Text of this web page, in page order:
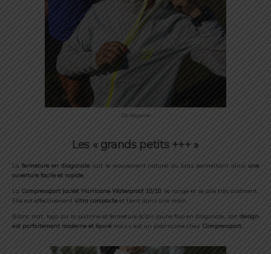
Zip diagonal
Les « grands petits +++ »
La fermeture en diagonalesuit le mouvement naturel du bras permettant ainsi une
ouverture facile et rapide.
La Compressport Jacket Hurricane Waterproof 10/10 se range et se plie très aisément.
Elle est effectivement ultra compacte et tient dans une main.
Blanc mat, logo sur la poitrine et fermeture éclair jaune fluo en diagonale, son design
est parfaitement moderne et épuré mais c’est un pléonasme chez Compressport.